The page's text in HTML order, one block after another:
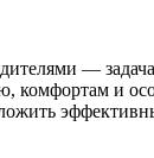
—
комфортам и